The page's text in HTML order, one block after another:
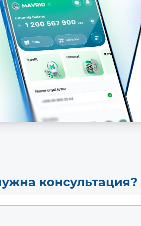
консультация?